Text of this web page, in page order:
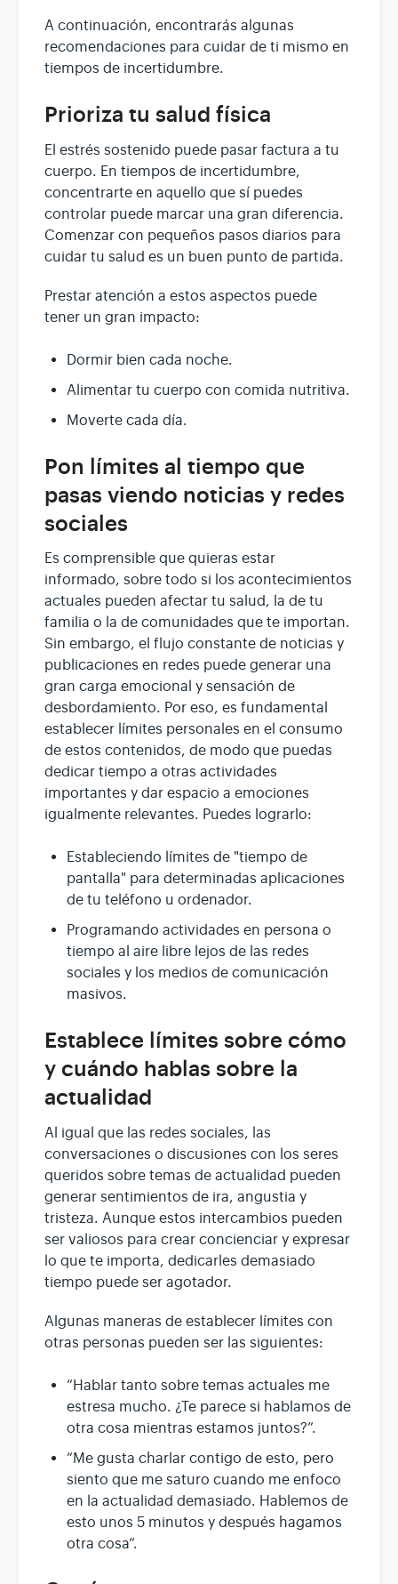
A continuación, encontrarás algunas
recomendaciones para cuidar de ti mismo en
tiempos de incertidumbre.
Prioriza tu salud física
El estrés sostenido puede pasar factura a tu
cuerpo. En tiempos de incertidumbre,
concentrarte en aquello que sí puedes
controlar puede marcar una gran diferencia.
Comenzar con pequeños pasos diarios para
cuidar tu salud es un buen punto de partida.
Prestar atención a estos aspectos puede
tener un gran impacto:
Dormir bien cada noche.
Alimentar tu cuerpo con comida nutritiva.
Moverte cada día.
Pon límites al tiempo que
pasas viendo noticias y redes
sociales
Es comprensible que quieras estar
informado, sobre todo si los acontecimientos
actuales pueden afectar tu salud, la de tu
familia o la de comunidades que te importan.
Sin embargo, el flujo constante de noticias y
publicaciones en redes puede generar una
gran carga emocional y sensación de
desbordamiento. Por eso, es fundamental
establecer límites personales en el consumo
de estos contenidos, de modo que puedas
dedicar tiempo a otras actividades
importantes y dar espacio a emociones
igualmente relevantes. Puedes lograrlo:
Estableciendo límites de "tiempo de
pantalla" para determinadas aplicaciones
de tu teléfono u ordenador.
Programando actividades en persona o
tiempo al aire libre lejos de las redes
sociales y los medios de comunicación
masivos.
Establece límites sobre cómo
y cuándo hablas sobre la
actualidad
Al igual que las redes sociales, las
conversaciones o discusiones con los seres
queridos sobre temas de actualidad pueden
generar sentimientos de ira, angustia y
tristeza. Aunque estos intercambios pueden
ser valiosos para crear concienciar y expresar
lo que te importa, dedicarles demasiado
tiempo puede ser agotador.
Algunas maneras de establecer límites con
otras personas pueden ser las siguientes:
“Hablar tanto sobre temas actuales me
estresa mucho. ¿Te parece si hablamos de
otra cosa mientras estamos juntos?”.
“Me gusta charlar contigo de esto, pero
siento que me saturo cuando me enfoco
en la actualidad demasiado. Hablemos de
esto unos 5 minutos y después hagamos
otra cosa”.